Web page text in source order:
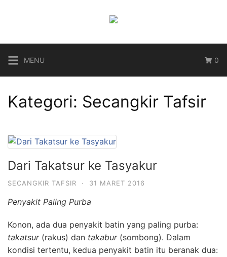
MENU 0
Kategori: Secangkir Tafsir
Dari Takatsur ke Tasyakur
SECANGKIR TAFSIR · 31 MARET 2016
Penyakit Paling Purba
Konon, ada dua penyakit batin yang paling purba:
takatsur (rakus) dan takabur (sombong). Dalam
kondisi tertentu, kedua penyakit batin itu beranak dua: